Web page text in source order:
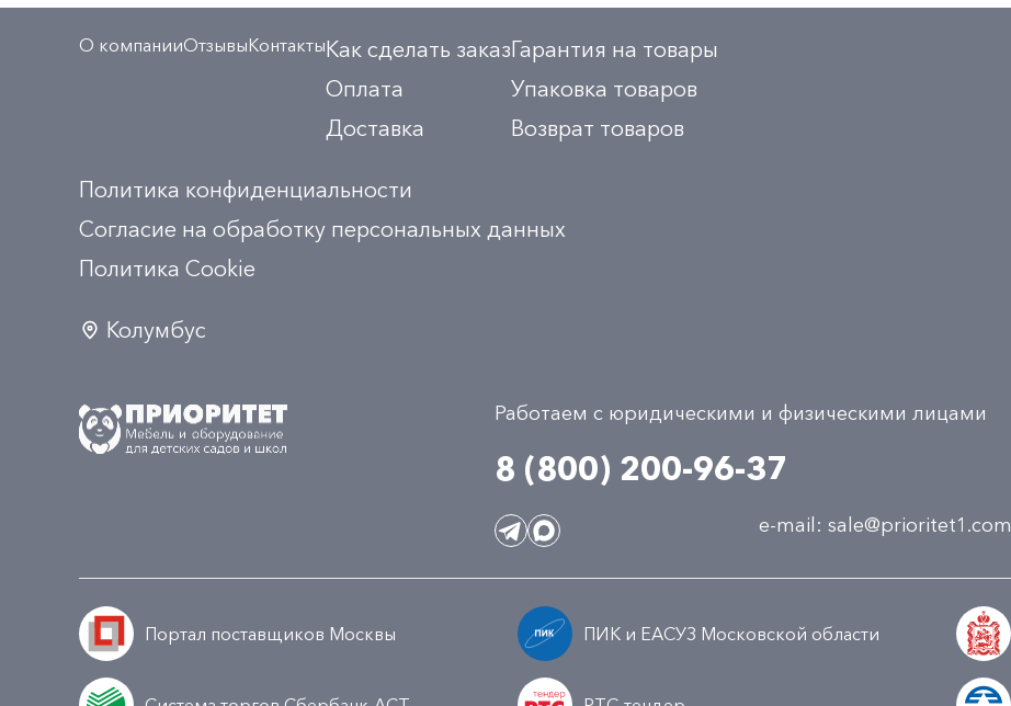
О компанииОтзывыКонтактыКак сделать заказ
Оплата
Доставка
Гарантия на товары
Упаковка товаров
Возврат товаров
Политика конфиденциальности
Согласие на обработку персональных данных
Политика Сookie
Колумбус
Работаем с юридическими и физическими лицами
8 (800) 200-96-37
e-mail: sale@prioritet1.com
Портал поставщиков Москвы ПИК и ЕАСУЗ Московской области